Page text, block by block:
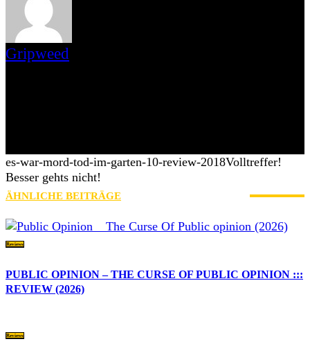
Gripweed
es-war-mord-tod-im-garten-10-review-2018Volltreffer!
Besser gehts nicht!
ÄHNLICHE BEITRÄGE
Reviews
PUBLIC OPINION – THE CURSE OF PUBLIC OPINION :::
REVIEW (2026)
Reviews